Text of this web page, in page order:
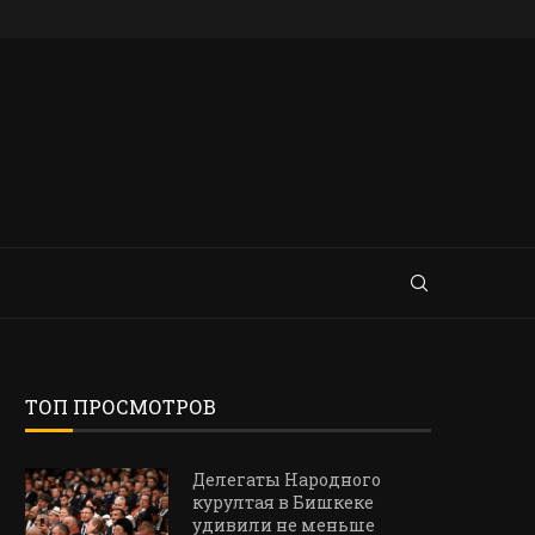
ТОП ПРОСМОТРОВ
Делегаты Народного
курултая в Бишкеке
удивили не меньше